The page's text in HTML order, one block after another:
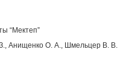
“Мектеп”
Анищенко О. А., Шмельцер В. В.